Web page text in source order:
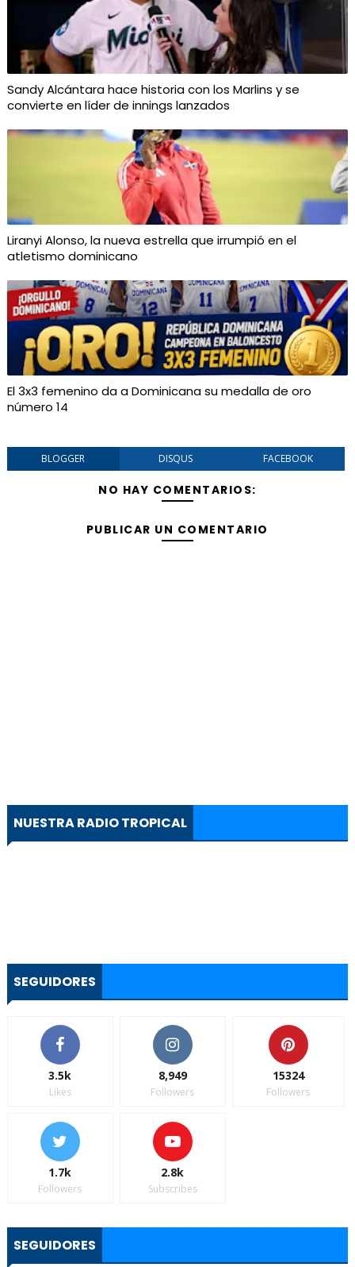
Sandy Alcántara hace historia con los Marlins y se
convierte en líder de innings lanzados
Liranyi Alonso, la nueva estrella que irrumpió en el
atletismo dominicano
El 3x3 femenino da a Dominicana su medalla de oro
número 14
BLOGGER DISQUS FACEBOOK
NO HAY COMENTARIOS:
PUBLICAR UN COMENTARIO
NUESTRA RADIO TROPICAL
SEGUIDORES
3.5k
Likes
8,949
Followers
15324
Followers
1.7k
Followers
2.8k
Subscribes
SEGUIDORES